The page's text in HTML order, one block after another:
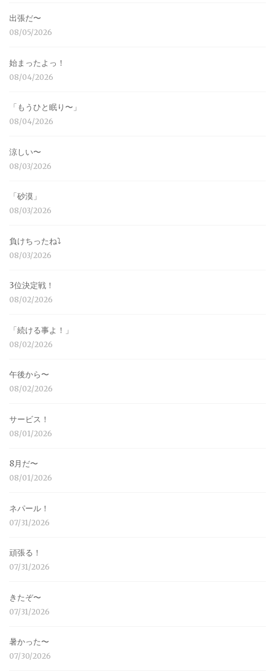
出張だ〜
08/05/2026
始まったよっ！
08/04/2026
「もうひと眠り〜」
08/04/2026
涼しい〜
08/03/2026
「砂漠」
08/03/2026
負けちったね⤵︎
08/03/2026
3位決定戦！
08/02/2026
「続ける事よ！」
08/02/2026
午後から〜
08/02/2026
サービス！
08/01/2026
8月だ〜
08/01/2026
ネパール！
07/31/2026
頑張る！
07/31/2026
きたぞ〜
07/31/2026
暑かった〜
07/30/2026